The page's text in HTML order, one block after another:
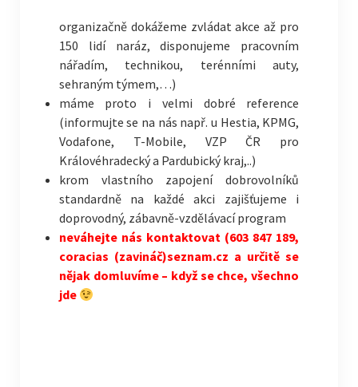
organizačně dokážeme zvládat akce až pro
150 lidí naráz, disponujeme pracovním
nářadím, technikou, terénními auty,
sehraným týmem,…)
máme proto i velmi dobré reference
(informujte se na nás např. u Hestia, KPMG,
Vodafone, T-Mobile, VZP ČR pro
Královéhradecký a Pardubický kraj,..)
krom vlastního zapojení dobrovolníků
standardně na každé akci zajišťujeme i
doprovodný, zábavně-vzdělávací program
neváhejte nás kontaktovat (603 847 189,
coracias (zavináč)seznam.cz a určitě se
nějak domluvíme – když se chce, všechno
jde